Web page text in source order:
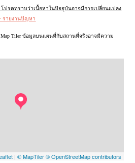
ปรดทราบว่าเนื้อหาในปัจจุบันอาจมีการเปลี่ยนแปลง
รายงานปัญหา
Tiler ข้อมูลบนแผนที่กับสถานที่จริงอาจมีความ
| © MapTiler © OpenStreetMap contributors